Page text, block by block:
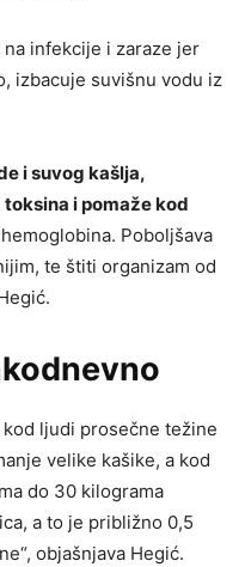
infekcije i zaraze jer
izbacuje suvišnu vodu iz
i suvog kašlja,
toksina i pomaže kod
Poboljšava
te štiti organizam od
kod ljudi prosečne težine
velike kašike, a kod
do 30 kilograma
a to je približno 0,5
objašnjava Hegić.